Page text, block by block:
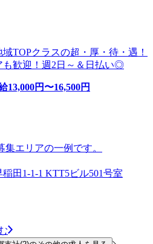
TOPクラスの超・厚・待・遇！
も歓迎！週2日～＆日払い◎
13,000円〜16,500円
エリアの一例です。
田1-1-1 KTT5ビル501号室